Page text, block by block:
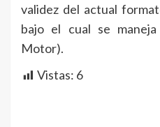
validez del actual
bajo el cual se
Motor).
Vistas: 6